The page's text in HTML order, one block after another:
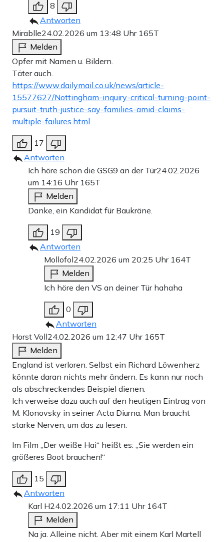
8
Antworten
Mirablle24.02.2026 um 13:48 Uhr 165T
Melden
Opfer mit Namen u. Bildern.
Täter auch.
https://www.dailymail.co.uk/news/article-
15577627/Nottingham-inquiry-critical-turning-point-
pursuit-truth-justice-say-families-amid-claims-
multiple-failures.html
17
Antworten
Ich höre schon die GSG9 an der Tür24.02.2026
um 14:16 Uhr 165T
Melden
Danke, ein Kandidat für Baukräne.
19
Antworten
Mollofol24.02.2026 um 20:25 Uhr 164T
Melden
Ich höre den VS an deiner Tür hahaha
0
Antworten
Horst Voll24.02.2026 um 12:47 Uhr 165T
Melden
England ist verloren. Selbst ein Richard Löwenherz
könnte daran nichts mehr ändern. Es kann nur noch
als abschreckendes Beispiel dienen.
Ich verweise dazu auch auf den heutigen Eintrag von
M. Klonovsky in seiner Acta Diurna. Man braucht
starke Nerven, um das zu lesen.
Im Film „Der weiße Hai“ heißt es: „Sie werden ein
größeres Boot brauchen!“
15
Antworten
Karl H24.02.2026 um 17:11 Uhr 164T
Melden
Na ja. Alleine nicht. Aber mit einem Karl Martell